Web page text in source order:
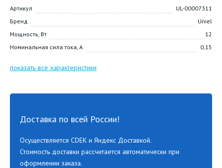
Артикул
UL-00007311
Бренд
Uniel
Мощность, Вт
12
Номинальная сила тока, А
0,15
показать все характеристики
Доставка по всей России!
Осуществляется CDEK и Яндекс Доставкой.
Стоимость доставки рассчитается автоматически при
оформлении заказа.